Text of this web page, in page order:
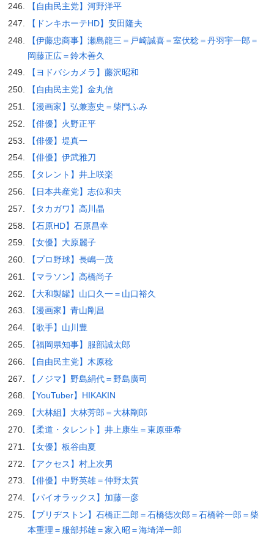
【自由民主党】河野洋平
【ドンキホーテHD】安田隆夫
【伊藤忠商事】瀬島龍三＝戸崎誠喜＝室伏稔＝丹羽宇一郎＝
岡藤正広＝鈴木善久
【ヨドバシカメラ】藤沢昭和
【自由民主党】金丸信
【漫画家】弘兼憲史＝柴門ふみ
【俳優】火野正平
【俳優】堤真一
【俳優】伊武雅刀
【タレント】井上咲楽
【日本共産党】志位和夫
【タカガワ】高川晶
【石原HD】石原昌幸
【女優】大原麗子
【プロ野球】長嶋一茂
【マラソン】高橋尚子
【大和製罐】山口久一＝山口裕久
【漫画家】青山剛昌
【歌手】山川豊
【福岡県知事】服部誠太郎
【自由民主党】木原稔
【ノジマ】野島絹代＝野島廣司
【YouTuber】HIKAKIN
【大林組】大林芳郎＝大林剛郎
【柔道・タレント】井上康生＝東原亜希
【女優】板谷由夏
【アクセス】村上次男
【俳優】中野英雄＝仲野太賀
【パイオラックス】加藤一彦
【ブリヂストン】石橋正二郎＝石橋徳次郎＝石橋幹一郎＝柴
本重理＝服部邦雄＝家入昭＝海埼洋一郎